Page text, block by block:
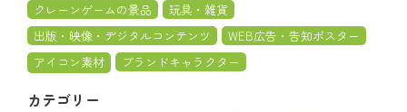
クレーンゲームの景品
玩具・雑貨
出版・映像・デジタルコンテンツ
WEB広告・告知ポスター
アイコン素材
ブランドキャラクター
カテゴリー